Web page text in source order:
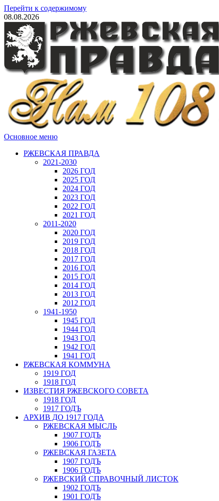
Перейти к содержимому
08.08.2026
Основное меню
РЖЕВСКАЯ ПРАВДА
2021-2030
2026 ГОД
2025 ГОД
2024 ГОД
2023 ГОД
2022 ГОД
2021 ГОД
2011-2020
2020 ГОД
2019 ГОД
2018 ГОД
2017 ГОД
2016 ГОД
2015 ГОД
2014 ГОД
2013 ГОД
2012 ГОД
1941-1950
1945 ГОД
1944 ГОД
1943 ГОД
1942 ГОД
1941 ГОД
РЖЕВСКАЯ КОММУНА
1919 ГОД
1918 ГОД
ИЗВЕСТИЯ РЖЕВСКОГО СОВЕТА
1918 ГОД
1917 ГОДЪ
АРХИВ ДО 1917 ГОДА
РЖЕВСКАЯ МЫСЛЬ
1907 ГОДЪ
1906 ГОДЪ
РЖЕВСКАЯ ГАЗЕТА
1907 ГОДЪ
1906 ГОДЪ
РЖЕВСКИЙ СПРАВОЧНЫЙ ЛИСТОК
1902 ГОДЪ
1901 ГОДЪ